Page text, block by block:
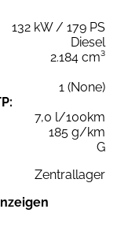
132 kW / 179 PS
Diesel
2.184 cm³
1 (None)
7,0 l/100km
185 g/km
G
Zentrallager